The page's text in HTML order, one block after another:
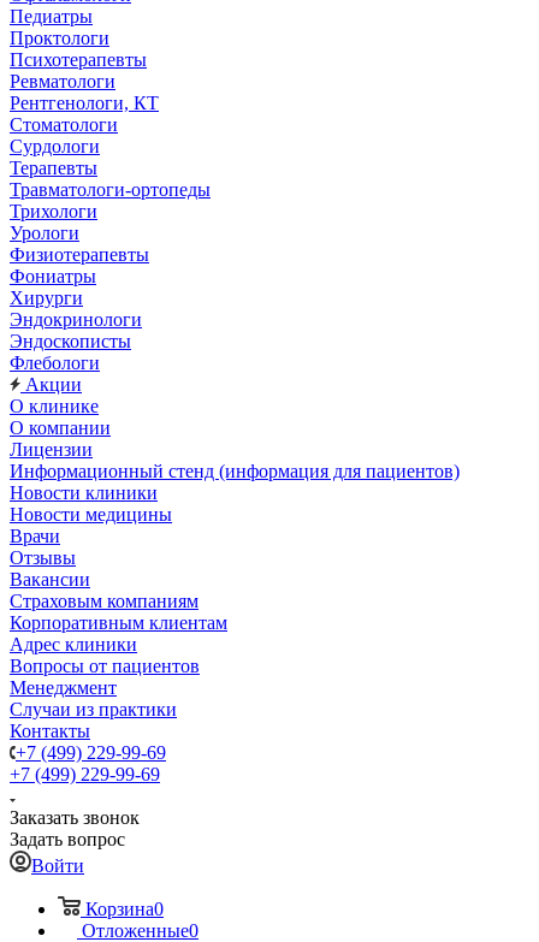
Педиатры
Проктологи
Психотерапевты
Ревматологи
Рентгенологи, КТ
Стоматологи
Сурдологи
Терапевты
Травматологи-ортопеды
Трихологи
Урологи
Физиотерапевты
Фониатры
Хирурги
Эндокринологи
Эндоскописты
Флебологи
Акции
О клинике
О компании
Лицензии
Информационный стенд (информация для пациентов)
Новости клиники
Новости медицины
Врачи
Отзывы
Вакансии
Страховым компаниям
Корпоративным клиентам
Адрес клиники
Вопросы от пациентов
Менеджмент
Случаи из практики
Контакты
+7 (499) 229-99-69
+7 (499) 229-99-69
Заказать звонок
Задать вопрос
Войти
Корзина0
Отложенные0